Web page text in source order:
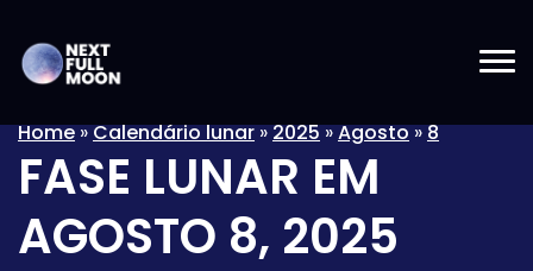
Home»Calendário lunar»2025»Agosto»8
FASE LUNAR EM
AGOSTO 8, 2025